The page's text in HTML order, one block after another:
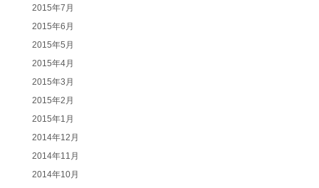
2015年7月
2015年6月
2015年5月
2015年4月
2015年3月
2015年2月
2015年1月
2014年12月
2014年11月
2014年10月